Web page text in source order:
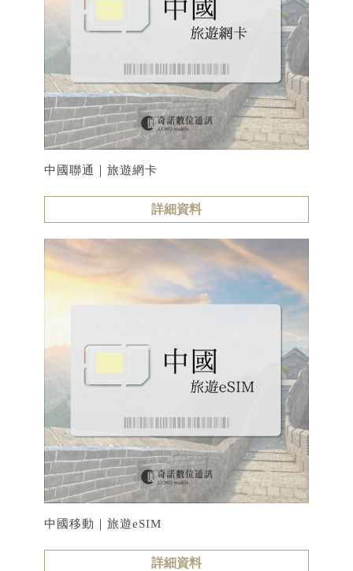
中國聯通｜旅遊網卡
詳細資料
中國移動｜旅遊eSIM
詳細資料